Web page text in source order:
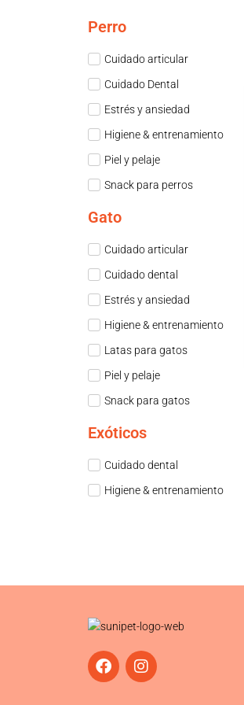
Perro
Cuidado articular
Cuidado Dental
Estrés y ansiedad
Higiene & entrenamiento
Piel y pelaje
Snack para perros
Gato
Cuidado articular
Cuidado dental
Estrés y ansiedad
Higiene & entrenamiento
Latas para gatos
Piel y pelaje
Snack para gatos
Exóticos
Cuidado dental
Higiene & entrenamiento